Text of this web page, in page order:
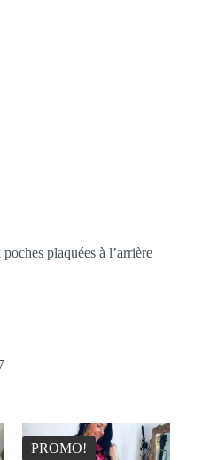
plaquées à l’arrière
PROMO!